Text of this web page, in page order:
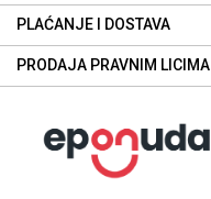
PLAĆANJE I DOSTAVA
PRODAJA PRAVNIM LICIMA